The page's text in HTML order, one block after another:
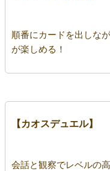
順番にカードを出しな
が楽しめる！
【カオスデュエル】
会話と観察でレベルの